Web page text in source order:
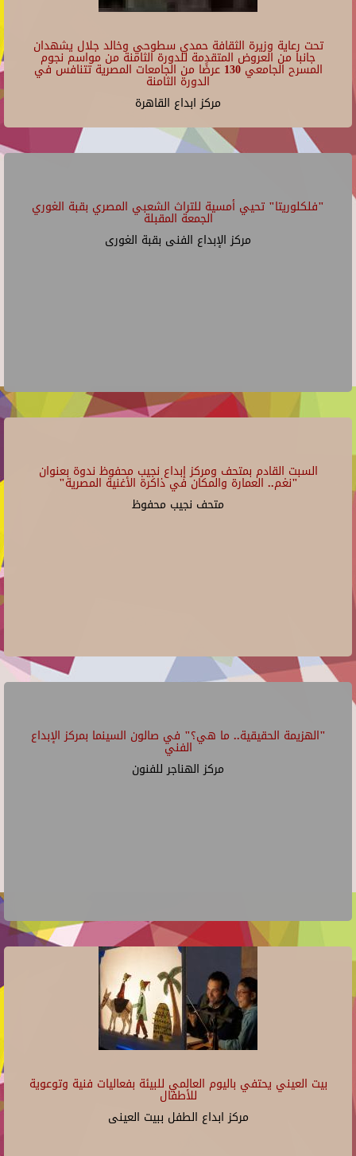
تحت رعاية وزيرة الثقافة حمدي سطوحي وخالد جلال يشهدان
جانبا من العروض المتقدمة للدورة الثامنة من مواسم نجوم
المسرح الجامعي 130 عرضًا من الجامعات المصرية تتنافس في
الدورة الثامنة
مركز ابداع القاهرة
"فلكلوريتا" تحيي أمسية للتراث الشعبي المصري بقبة الغوري
الجمعة المقبلة
مركز الإبداع الفنى بقبة الغورى
السبت القادم بمتحف ومركز إبداع نجيب محفوظ ندوة بعنوان
"نغم.. العمارة والمكان في ذاكرة الأغنية المصرية"
متحف نجيب محفوظ
"الهزيمة الحقيقية.. ما هي؟" في صالون السينما بمركز الإبداع
الفني
مركز الهناجر للفنون
بيت العيني يحتفي باليوم العالمي للبيئة بفعاليات فنية وتوعوية
للأطفال
مركز ابداع الطفل ببيت العينى